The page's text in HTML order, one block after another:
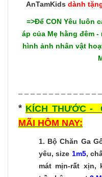
AnTamKids dành
=>Để CON Yêu luôn
áp của Mẹ hằng đêm
hình ảnh nhân vật
* KÍCH THƯỚC -
MÃI HÔM NAY:
1. Bộ Chăn Ga
yêu, size 1m5,
mát mịn-rất xịn,